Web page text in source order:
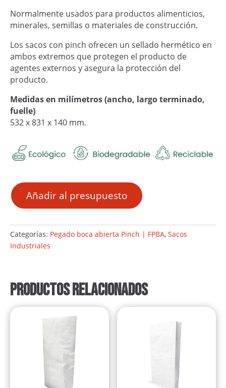
Normalmente usados para productos alimenticios,
minerales, semillas o materiales de construcción.
Los sacos con pinch ofrecen un sellado hermético en
ambos extremos que protegen el producto de
agentes externos y asegura la protección del
producto.
Medidas en milímetros (ancho, largo terminado,
fuelle)
532 x 831 x 140 mm.
Añadir al presupuesto
Categorías: Pegado boca abierta Pinch | FPBA, Sacos
Industriales
Productos relacionados